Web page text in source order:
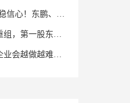
8家上市陶企“撒钱”稳信心！东鹏、蒙娜丽莎等启动回购增持
科达制造重大资产重组，第一股东易主！
深度洗牌期，哪类企业会越做越难？哪类企业能逆势突围？